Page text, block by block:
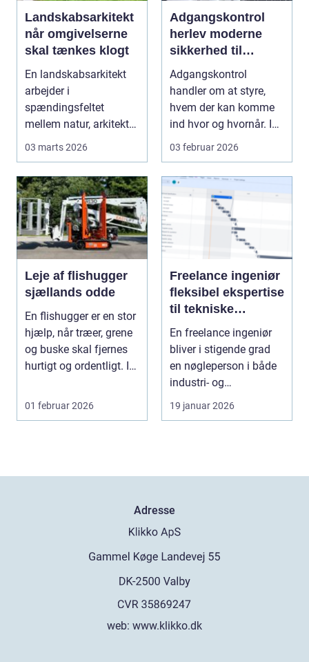
Landskabsarkitekt
når omgivelserne
skal tænkes klogt
En landskabsarkitekt
arbejder i
spændingsfeltet
mellem natur, arkitektur
og menneskers
03 marts 2026
Adgangskontrol
herlev moderne
sikkerhed til
virksomheder og
ejendomme
Adgangskontrol
handler om at styre,
hvem der kan komme
ind hvor og hvornår. I
en by som Herlev, hvo...
03 februar 2026
Leje af flishugger
sjællands odde
En flishugger er en stor
hjælp, når træer, grene
og buske skal fjernes
hurtigt og ordentligt. I
01 februar 2026
Freelance ingeniør
fleksibel ekspertise
til tekniske
projekter
En freelance ingeniør
bliver i stigende grad
en nøgleperson i både
industri- og
byggeprojekter. Mang...
19 januar 2026
Adresse
web: www.klikko.dk